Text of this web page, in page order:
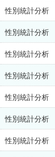
性別統計分析
性別統計分析
性別統計分析
性別統計分析
性別統計分析
性別統計分析
性別統計分析